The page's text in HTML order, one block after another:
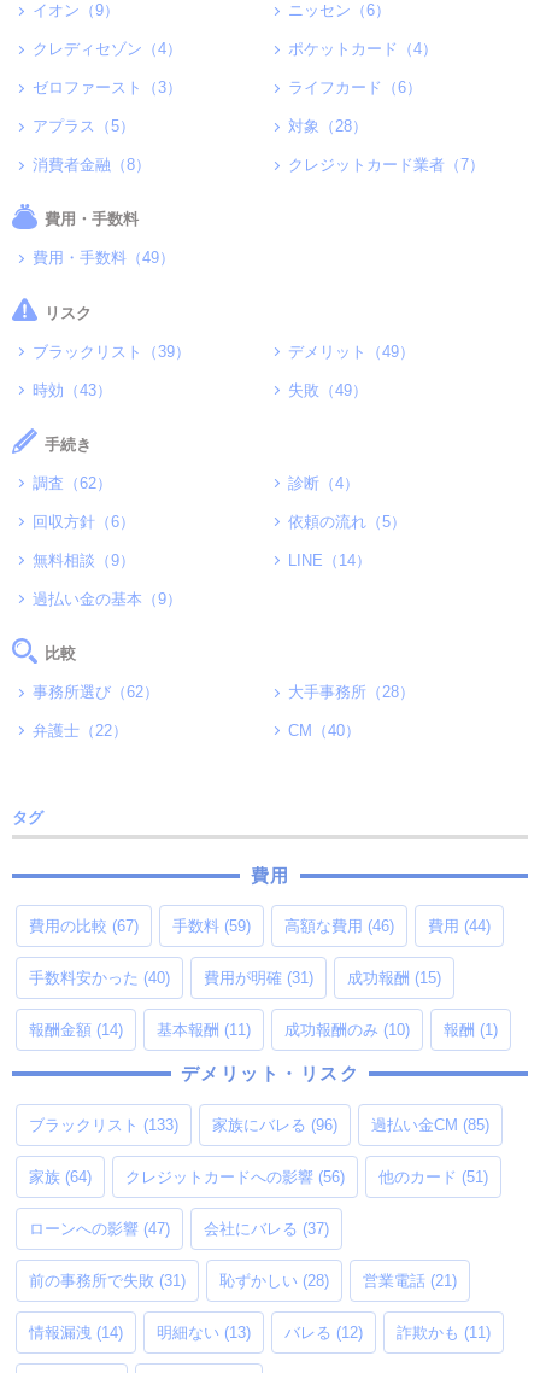
イオン（9） ニッセン（6）
クレディセゾン（4） ポケットカード（4）
ゼロファースト（3） ライフカード（6）
アプラス（5） 対象（28）
消費者金融（8） クレジットカード業者（7）
費用・手数料
費用・手数料（49）
リスク
ブラックリスト（39） デメリット（49）
時効（43） 失敗（49）
手続き
調査（62） 診断（4）
回収方針（6） 依頼の流れ（5）
無料相談（9） LINE（14）
過払い金の基本（9）
比較
事務所選び（62） 大手事務所（28）
弁護士（22） CM（40）
タグ
費用
費用の比較 (67) 手数料 (59) 高額な費用 (46) 費用 (44)
手数料安かった (40) 費用が明確 (31) 成功報酬 (15)
報酬金額 (14) 基本報酬 (11) 成功報酬のみ (10) 報酬 (1)
デメリット・リスク
ブラックリスト (133) 家族にバレる (96) 過払い金CM (85)
家族 (64) クレジットカードへの影響 (56) 他のカード (51)
ローンへの影響 (47) 会社にバレる (37)
前の事務所で失敗 (31) 恥ずかしい (28) 営業電話 (21)
情報漏洩 (14) 明細ない (13) バレる (12) 詐欺かも (11)